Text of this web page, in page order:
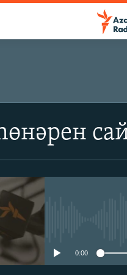
0:00